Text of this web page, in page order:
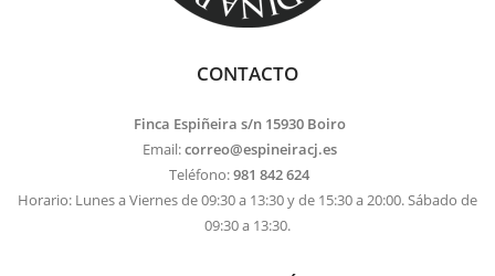
CONTACTO
Finca Espiñeira s/n 15930 Boiro
Email:correo@espineiracj.es
Teléfono:981 842 624
Horario: Lunes a Viernes de 09:30 a 13:30 y de 15:30 a 20:00. Sábado de
09:30 a 13:30.